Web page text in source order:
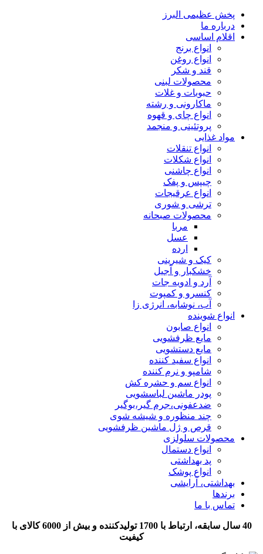
پخش عظیمی البرز
درباره ما
اقلام اساسی
انواع برنج
انواع روغن
قند و شکر
محصولات لبنی
حبوبات و غلات
ماکارونی و رشته
انواع چای و قهوه
پروتئینی و منجمد
مواد غذایی
انواع تنقلات
انواع شکلات
انواع چاشنی
چیپس و پفک
انواع عرقیجات
ترشی و شوری
محصولات صبحانه
مربا
عسل
ارده
کیک و شیرینی
خشکبار و آجیل
آرد و ادویه جات
کنسرو و کمپوت
آب، نوشابه، انرژی زا
انواع شوینده
انواع صابون
مایع ظرفشویی
مایع دستشویی
انواع سفید کننده
شامپو و نرم کننده
انواع سم و حشره کش
پودر ماشین لباسشویی
ضدعفونی،جرم گیر،بوگیر
چند منظوره و شیشه شوی
قرص و ژل ماشین ظرفشویی
محصولات سلولزی
انواع دستمال
پد بهداشتی
انواع پوشک
بهداشتی، آرایشی
برندها
تماس با ما
40 سال سابقه، ارتباط با 1700 تولیدکننده و بیش از 6000 کالای با
کیفیت